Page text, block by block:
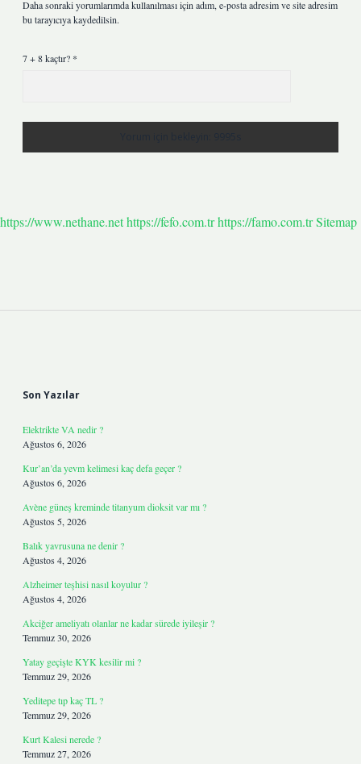
Daha sonraki yorumlarımda kullanılması için adım, e-posta adresim ve site adresim
bu tarayıcıya kaydedilsin.
7 + 8 kaçtır? *
https://www.nethane.nethttps://fefo.com.trhttps://famo.com.trSitemap
Son Yazılar
Elektrikte VA nedir ?
Ağustos 6, 2026
Kur’an’da yevm kelimesi kaç defa geçer ?
Ağustos 6, 2026
Avène güneş kreminde titanyum dioksit var mı ?
Ağustos 5, 2026
Balık yavrusuna ne denir ?
Ağustos 4, 2026
Alzheimer teşhisi nasıl koyulur ?
Ağustos 4, 2026
Akciğer ameliyatı olanlar ne kadar sürede iyileşir ?
Temmuz 30, 2026
Yatay geçişte KYK kesilir mi ?
Temmuz 29, 2026
Yeditepe tıp kaç TL ?
Temmuz 29, 2026
Kurt Kalesi nerede ?
Temmuz 27, 2026